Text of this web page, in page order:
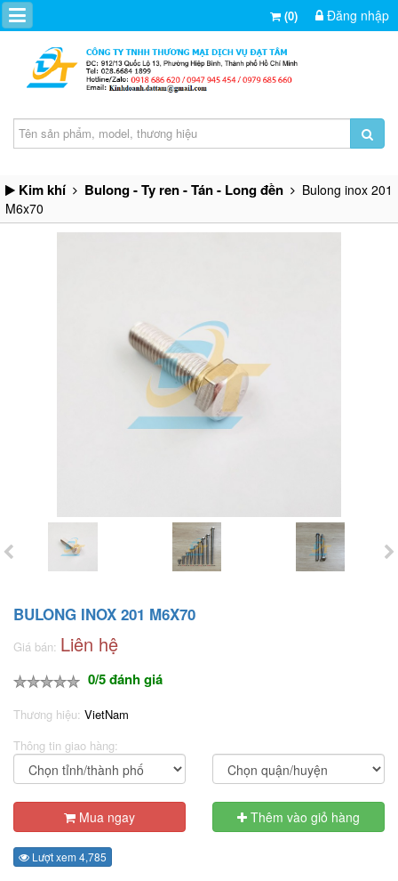
(0) Đăng nhập
Kim khí Bulong - Ty ren - Tán - Long đền
Bulong inox 201
M6x70
BULONG INOX 201 M6X70
Giá bán: Liên hệ
0/5 đánh giá
Thương hiệu: VietNam
Thông tin giao hàng:
Mua ngay Thêm vào giỏ hàng
Lượt xem 4,785